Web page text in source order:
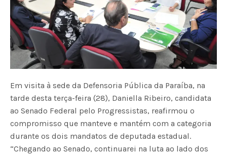
Em visita à sede da Defensoria Pública da Paraíba, na
tarde desta terça-feira (28), Daniella Ribeiro, candidata
ao Senado Federal pelo Progressistas, reafirmou o
compromisso que manteve e mantém com a categoria
durante os dois mandatos de deputada estadual.
“Chegando ao Senado, continuarei na luta ao lado dos